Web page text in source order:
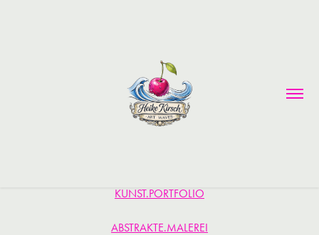
KUNST.PORTFOLIO
ABSTRAKTE.MALEREI